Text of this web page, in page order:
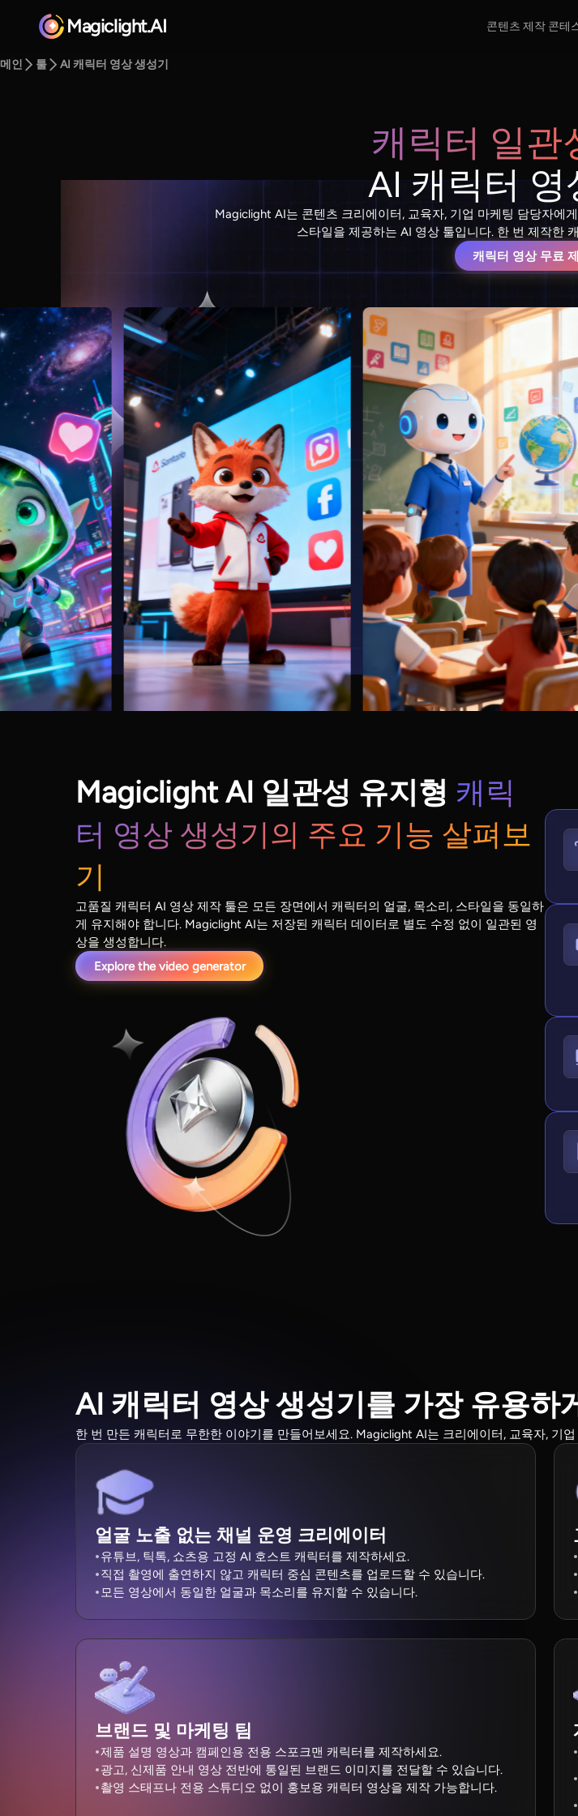
Magiclight.AI 콘텐츠 제작 콘테
메인 툴 AI 캐릭터 영상 생성기
캐릭터 일관
AI 캐릭터 영
Magiclight AI는 콘텐츠 크리에이터, 교육자, 기업 마케팅 담당자에
스타일을 제공하는 AI 영상 툴입니다. 한 번 제작한
캐릭터 영상 무료
Magiclight AI 일관성 유지형 캐릭
터 영상 생성기의 주요 기능 살펴보
기
고품질 캐릭터 AI 영상 제작 툴은 모든 장면에서 캐릭터의 얼굴, 목소리, 스타일을 동일하
게 유지해야 합니다. Magiclight AI는 저장된 캐릭터 데이터로 별도 수정 없이 일관된 영
상을 생성합니다.
Explore the video generator
AI 캐릭터 영상 생성기를 가장 유용하
한 번 만든 캐릭터로 무한한 이야기를 만들어보세요. Magiclight AI는 크리에이터, 교육자, 기
얼굴 노출 없는 채널 운영 크리에이터
유튜브, 틱톡, 쇼츠용 고정 AI 호스트 캐릭터를 제작하세요.
직접 촬영에 출연하지 않고 캐릭터 중심 콘텐츠를 업로드할 수 있습니다.
모든 영상에서 동일한 얼굴과 목소리를 유지할 수 있습니다.
브랜드 및 마케팅 팀
제품 설명 영상과 캠페인용 전용 스포크맨 캐릭터를 제작하세요.
광고, 신제품 안내 영상 전반에 통일된 브랜드 이미지를 전달할 수 있습니다.
촬영 스태프나 전용 스튜디오 없이 홍보용 캐릭터 영상을 제작 가능합니다.